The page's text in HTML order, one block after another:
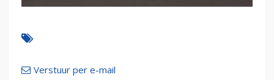
Verstuur per e-mail